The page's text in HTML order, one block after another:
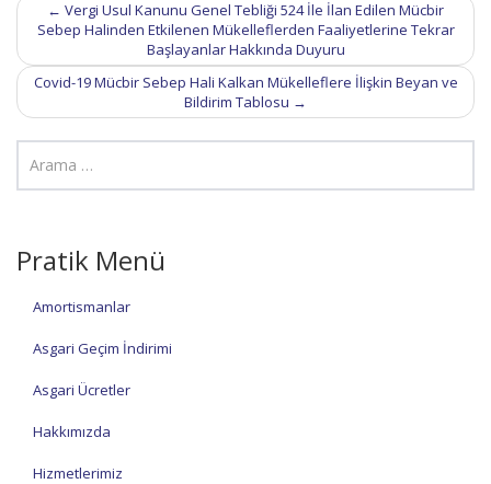
navigation
← Vergi Usul Kanunu Genel Tebliği 524 İle İlan Edilen Mücbir
Sebep Halinden Etkilenen Mükelleflerden Faaliyetlerine Tekrar
Başlayanlar Hakkında Duyuru
Covid-19 Mücbir Sebep Hali Kalkan Mükelleflere İlişkin Beyan ve
Bildirim Tablosu →
Pratik Menü
Amortismanlar
Asgari Geçim İndirimi
Asgari Ücretler
Hakkımızda
Hizmetlerimiz